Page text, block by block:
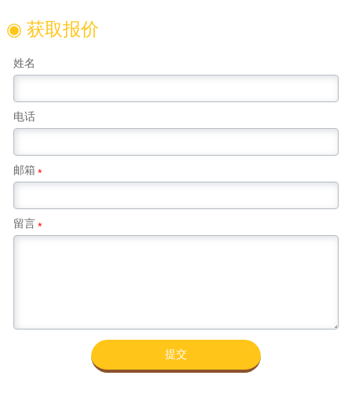
◉ 获取报价
姓名
电话
邮箱 *
留言*
提交